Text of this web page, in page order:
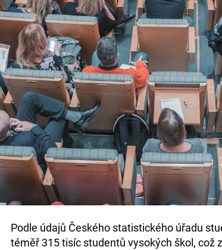
Podle údajů Českého statistického úřadu
téměř 315 tisíc studentů vysokých škol, což